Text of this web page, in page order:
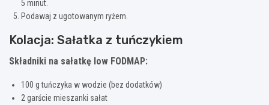
5 minut.
Podawaj z ugotowanym ryżem.
Kolacja: Sałatka z tuńczykiem
Składniki na sałatkę low FODMAP:
100 g tuńczyka w wodzie (bez dodatków)
2 garście mieszanki sałat